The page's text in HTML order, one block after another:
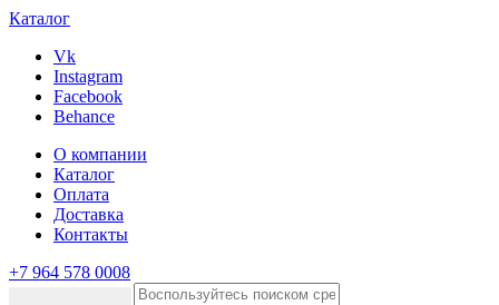
Каталог
Vk
Instagram
Facebook
Behance
О компании
Каталог
Оплата
Доставка
Контакты
+7 964 578 0008